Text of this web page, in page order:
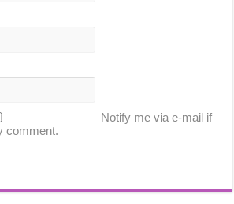
Notify me via e-mail if
comment.